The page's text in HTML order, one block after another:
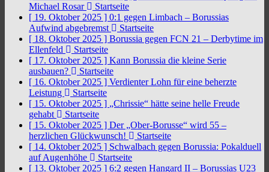
Michael Rosar
Startseite
[ 19. Oktober 2025 ] 0:1 gegen Limbach – Borussias
Aufwind abgebremst
Startseite
[ 18. Oktober 2025 ] Borussia gegen FCN 21 – Derbytime im
Ellenfeld
Startseite
[ 17. Oktober 2025 ] Kann Borussia die kleine Serie
ausbauen?
Startseite
[ 16. Oktober 2025 ] Verdienter Lohn für eine beherzte
Leistung
Startseite
[ 15. Oktober 2025 ] „Chrissie“ hätte seine helle Freude
gehabt
Startseite
[ 15. Oktober 2025 ] Der „Ober-Borusse“ wird 55 –
herzlichen Glückwunsch!
Startseite
[ 14. Oktober 2025 ] Schwalbach gegen Borussia: Pokalduell
auf Augenhöhe
Startseite
[ 13. Oktober 2025 ] 6:2 gegen Hangard II – Borussias U23